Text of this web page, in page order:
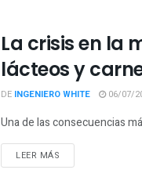
La crisis en la
lácteos y
DE INGENIERO WHITE 06/07/
Una de las consecuencias
LEER MÁS